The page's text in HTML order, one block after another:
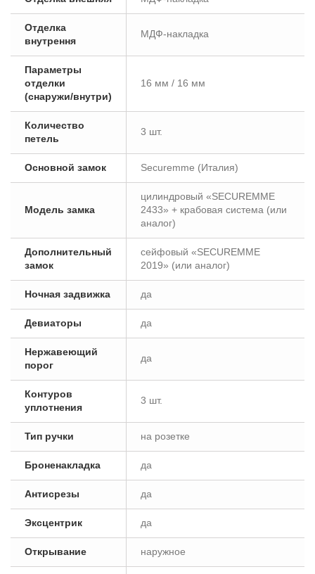
Отделка
внутрення
МДФ-накладка
Параметры
отделки
(снаружи/внутри)
16 мм / 16 мм
Количество
петель
3 шт.
Основной замок Securemme (Италия)
Модель замка
цилиндровый «SECUREMME
2433» + крабовая cистема (или
аналог)
Дополнительный
замок
сейфовый «SECUREMME
2019» (или аналог)
Ночная задвижка да
Девиаторы да
Нержавеющий
порог
да
Контуров
уплотнения
3 шт.
Тип ручки на розетке
Броненакладка да
Антисрезы да
Эксцентрик да
Открывание наружное